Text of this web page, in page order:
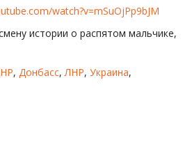
watch?v=mSuOjPp9bJM
истории о распятом мальчике,
, Донбасс, ЛНР, Украина,